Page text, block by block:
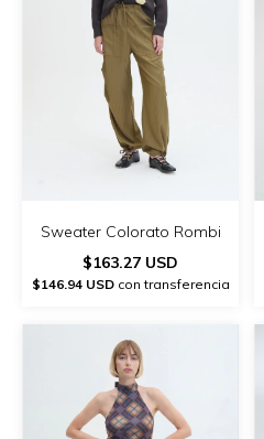
Sweater Colorato Rombi
$163.27 USD
$146.94 USDcon transferencia